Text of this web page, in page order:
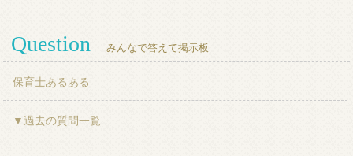
Question みんなで答えて掲示板
保育士あるある
▼過去の質問一覧